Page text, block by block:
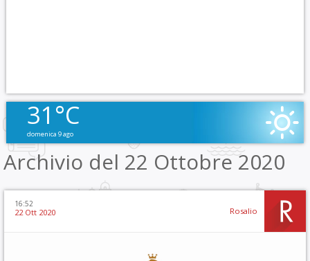
31°C
domenica 9 ago
Archivio del 22 Ottobre 2020
16:52
22 Ott 2020 Rosalio